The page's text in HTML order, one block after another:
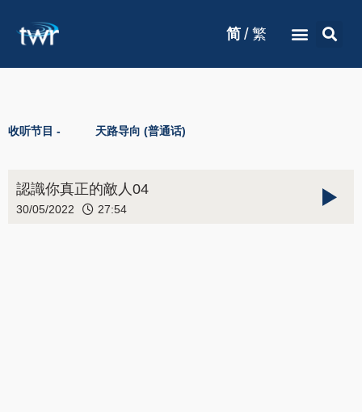
简 / 繁
收听节目 - 天路导向 (普通话)
認識你真正的敵人04
30/05/2022 27:54